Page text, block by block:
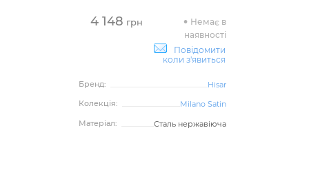
4 148 грн
Немає в
наявності
Повідомити
коли з'явиться
Бренд:
Hisar
Колекція:
Milano Satin
Матеріал:
Сталь нержавіюча